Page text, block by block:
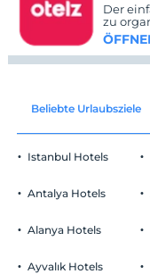
Der
zu
Beliebte Urlaubsziele
Istanbul Hotels
Antalya Hotels
Alanya Hotels
Ayvalık Hotels